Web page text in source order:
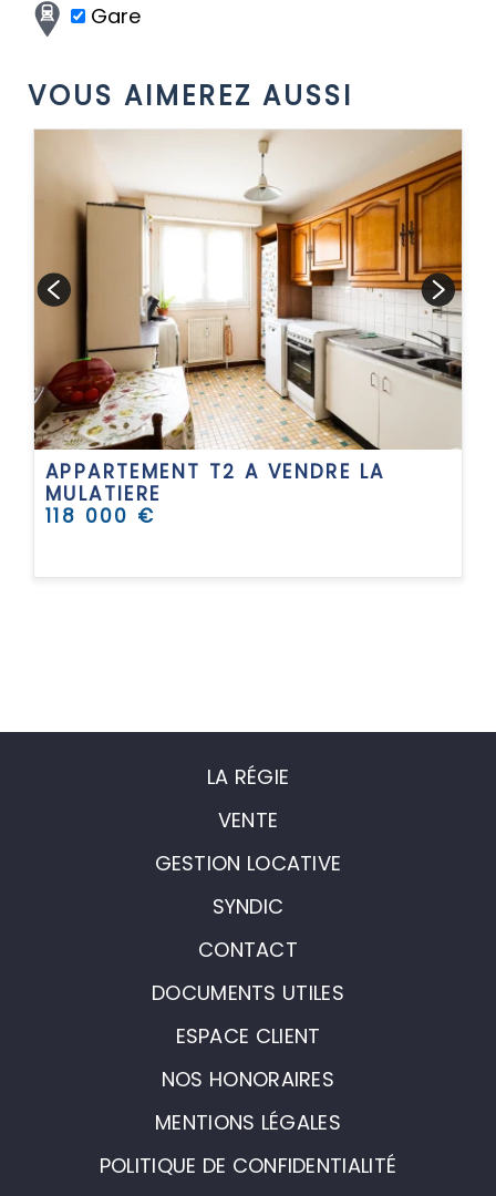
Gare
VOUS AIMEREZ AUSSI
APPARTEMENT T2 A VENDRE LA
MULATIERE
118 000 €
LA RÉGIE
VENTE
GESTION LOCATIVE
SYNDIC
CONTACT
DOCUMENTS UTILES
ESPACE CLIENT
NOS HONORAIRES
MENTIONS LÉGALES
POLITIQUE DE CONFIDENTIALITÉ